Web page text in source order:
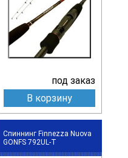
под заказ
В корзину
Спиннинг Finnezza Nuova
GONFS 792UL-T